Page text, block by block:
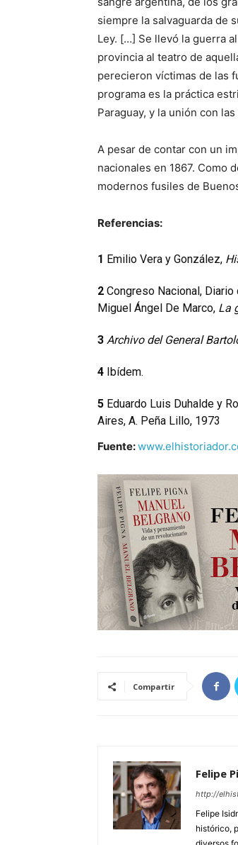
siempre la salvaguarda de
Ley. […] Se llevó la guerra
provincia al teatro de
perecieron víctimas de las
programa es la práctica
Paraguay, y la unión con
A pesar de contar con un
nacionales en 1867. Como
modernos fusiles de
Referencias:
1 Emilio Vera y González,
2 Congreso Nacional,
Miguel Ángel De Marco, La
3 Archivo del General
4 Ibídem.
5 Eduardo Luis Duhalde y
Aires, A. Peña Lillo, 1973
Fuente:
Compartir
Felipe
http://
Felipe
histórico,